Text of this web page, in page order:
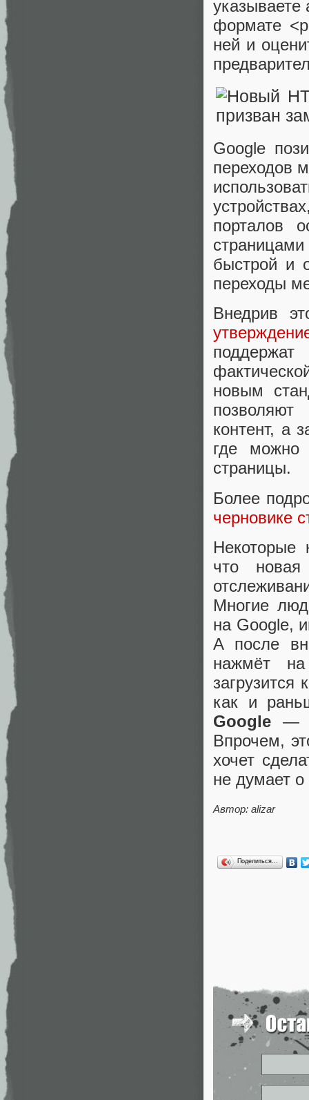
указываете
формате
ней и
Google
переходов
порталов
быстрой и
переходы
Внедрив
новым
контент, а
где можно
страницы.
Более
черновике
Некоторые
что
Многие
на Google,
А после
нажмёт
загрузится
как и
Google —
Впрочем,
хочет
не думает о
Автор: alizar
Поделиться…